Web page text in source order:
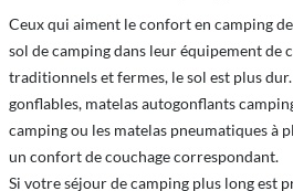
Ceux qui aiment le confort en camping
sol de camping dans leur équipement de
traditionnels et fermes, le sol est plus
gonflables, matelas autogonflants
camping ou les matelas pneumatiques à
un confort de couchage correspondant.
Si votre séjour de camping plus long est